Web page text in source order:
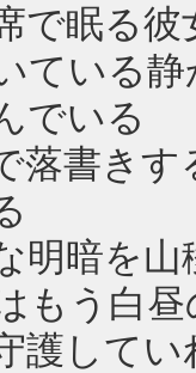
で眠る
ている静
でいる
落書きす
明暗を
もう白昼
護して